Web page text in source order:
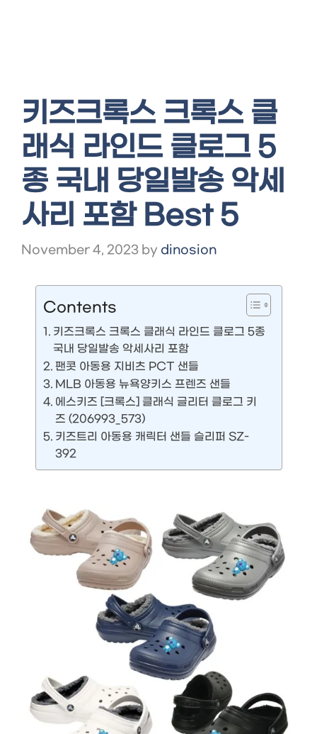
키즈크록스 크록스 클
래식 라인드 클로그 5
종 국내 당일발송 악세
사리 포함 Best 5
November 4, 2023 by dinosion
Contents
키즈크록스 크록스 클래식 라인드 클로그 5종
국내 당일발송 악세사리 포함
팬콧 아동용 지비츠 PCT 샌들
MLB 아동용 뉴욕양키스 프렌즈 샌들
에스키즈 [크록스] 클래식 글리터 클로그 키
즈 (206993_573)
키즈트리 아동용 캐릭터 샌들 슬리퍼 SZ-
392